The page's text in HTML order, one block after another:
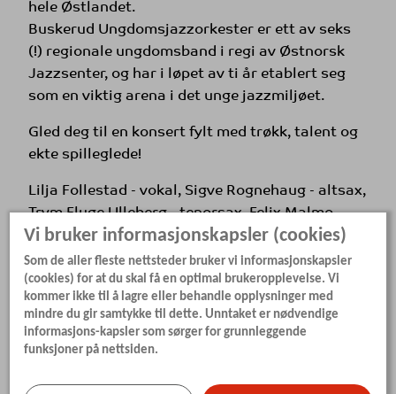
hele Østlandet.
Buskerud Ungdomsjazzorkester er ett av seks
(!) regionale ungdomsband i regi av Østnorsk
Jazzsenter, og har i løpet av ti år etablert seg
som en viktig arena i det unge jazzmiljøet.
Gled deg til en konsert fylt med trøkk, talent og
ekte spilleglede!
Lilja Follestad - vokal, Sigve Rognehaug - altsax,
Trym Fluge Ulleberg - tenorsax, Felix Malmo -
barysax, Inga Benum - trompet, Nanna Bakken
Jakobsen - trompet, Andreas Thorsteinsen -
trompet, Christian-Frederik Bertelsen Kopperud
- piano, Eirik Prøsch Vik - gitar, Kristoffer
Skinsrud - bass, Ole Entian - bass, Einar Øyen -
trommer, Magnus Aannestad Oseth - leder,
Vi bruker informasjonskapsler (cookies)
Som de aller fleste nettsteder bruker vi informasjonskapsler
(cookies) for at du skal få en optimal brukeropplevelse. Vi
kommer ikke til å lagre eller behandle opplysninger med
mindre du gir samtykke til dette. Unntaket er nødvendige
informasjons-kapsler som sørger for grunnleggende
funksjoner på nettsiden.